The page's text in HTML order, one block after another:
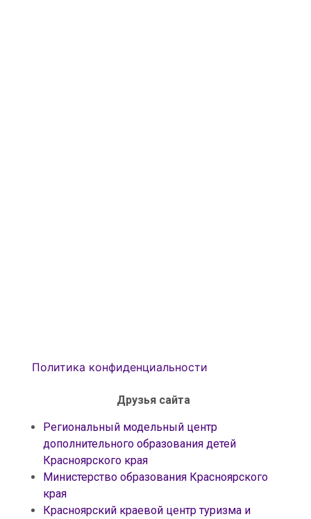
Политика конфиденциальности
Друзья сайта
Региональный модельный центр
дополнительного образования детей
Красноярского края
Министерство образования Красноярского
края
Красноярский краевой центр туризма и